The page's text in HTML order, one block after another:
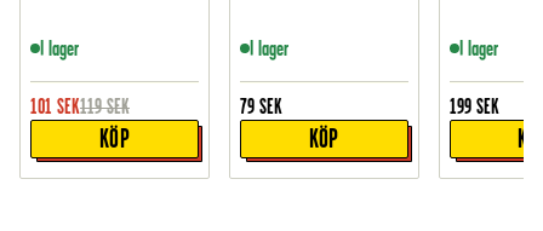
I lager
101 SEK119 SEK
KÖP
I lager
79 SEK
KÖP
I lager
199 SEK